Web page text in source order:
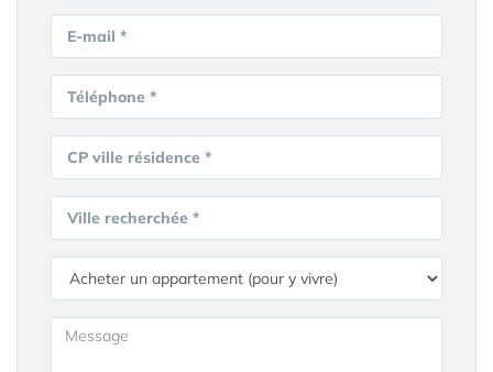
E-mail *
Téléphone *
CP ville résidence *
Ville recherchée *